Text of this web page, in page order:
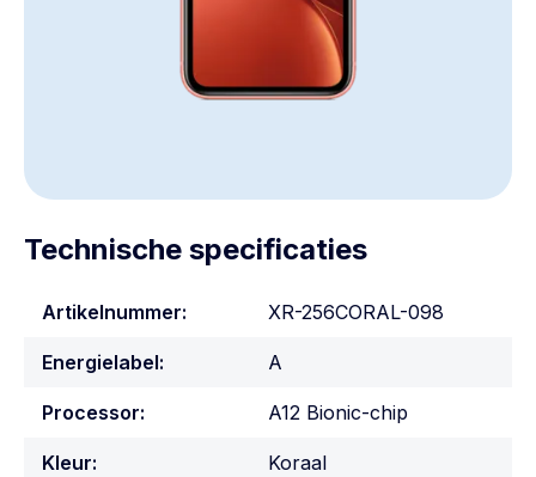
Technische specificaties
Artikelnummer: XR-256CORAL-098
Energielabel: A
Processor: A12 Bionic-chip
Kleur: Koraal